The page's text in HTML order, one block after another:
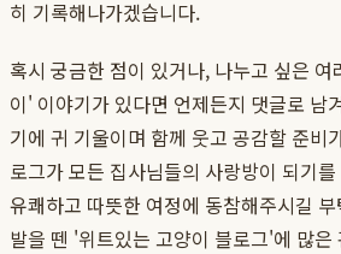
히 기록해나가겠습니다.
혹시 궁금한 점이 있거나, 나누고 싶은
이' 이야기가 있다면 언제든지 댓글로 남
기에 귀 기울이며 함께 웃고 공감할 준비
로그가 모든 집사님들의 사랑방이 되기
유쾌하고 따뜻한 여정에 동참해주시길
발을 뗀 '위트있는 고양이 블로그'에 많은